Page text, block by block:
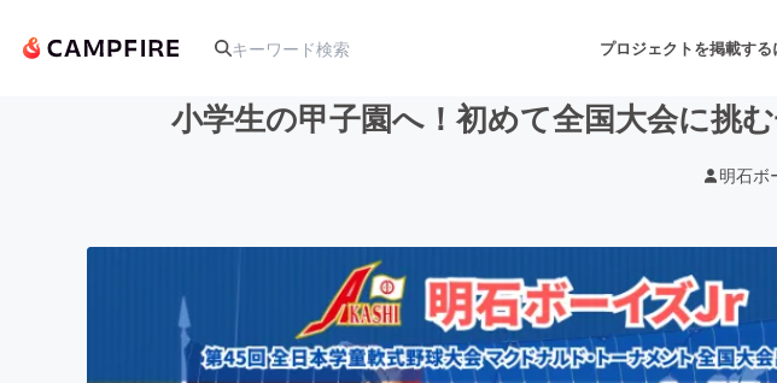
プロジェクトを掲載する
アート・写真 音楽
テクノロジー・ガジェット ゲーム・サービス開発
小学生の甲子園へ！初めて全国大会に挑
明石ボ